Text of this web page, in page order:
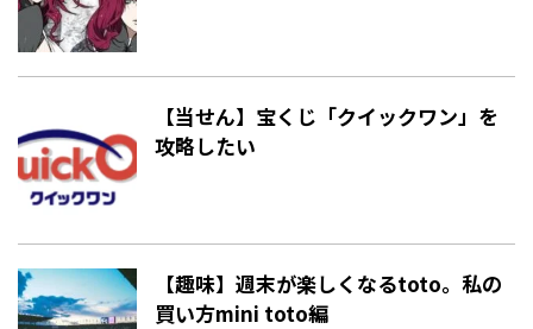
【当せん】宝くじ「クイックワン」を
攻略したい
【趣味】週末が楽しくなるtoto。私の
買い方mini toto編